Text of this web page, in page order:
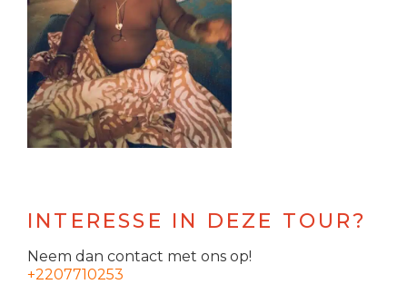
INTERESSE IN DEZE TOUR?
Neem dan contact met ons op!
+2207710253